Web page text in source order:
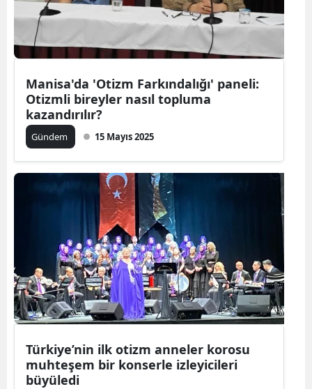
Manisa'da 'Otizm Farkındalığı' paneli:
Otizmli bireyler nasıl topluma
kazandırılır?
Gündem 15 Mayıs 2025
Türkiye’nin ilk otizm anneler korosu
muhteşem bir konserle izleyicileri
büyüledi